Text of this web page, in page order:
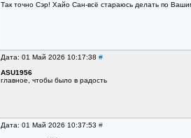
Так точно Сэр! Хайо Сан-всё стараюсь делать по
Дата: 01 Май 2026 10:17:38 #
ASU1956
главное, чтобы было в радость
Дата: 01 Май 2026 10:37:53 #